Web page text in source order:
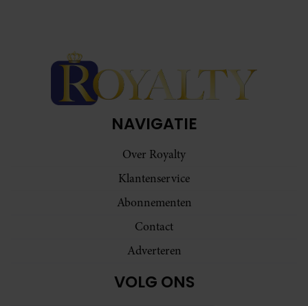
NAVIGATIE
Over Royalty
Klantenservice
Abonnementen
Contact
Adverteren
VOLG ONS